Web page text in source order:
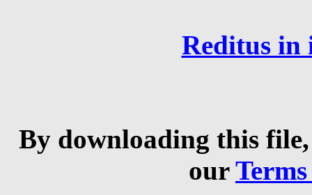
Reditus in
By downloading this
our